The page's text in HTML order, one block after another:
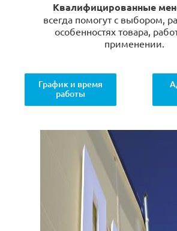
Квалифицированные
всегда помогут с выбором,
особенностях товара,
применении.
График и время
работы